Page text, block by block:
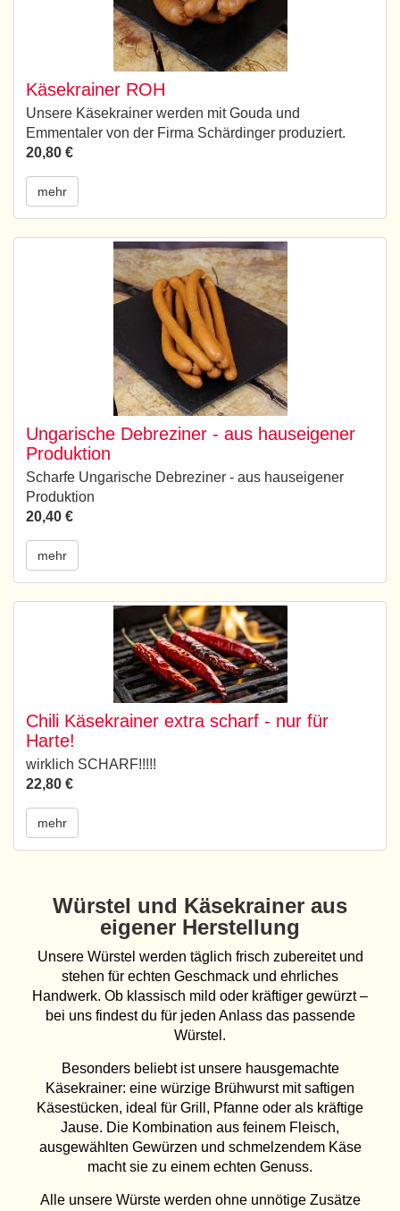
Käsekrainer ROH
Unsere Käsekrainer werden mit Gouda und
Emmentaler von der Firma Schärdinger produziert.
20,80 €
mehr
Ungarische Debreziner - aus hauseigener
Produktion
Scharfe Ungarische Debreziner - aus hauseigener
Produktion
20,40 €
mehr
Chili Käsekrainer extra scharf - nur für
Harte!
wirklich SCHARF!!!!!
22,80 €
mehr
Würstel und Käsekrainer aus
eigener Herstellung
Unsere Würstel werden täglich frisch zubereitet und
stehen für echten Geschmack und ehrliches
Handwerk. Ob klassisch mild oder kräftiger gewürzt –
bei uns findest du für jeden Anlass das passende
Würstel.
Besonders beliebt ist unsere hausgemachte
Käsekrainer: eine würzige Brühwurst mit saftigen
Käsestücken, ideal für Grill, Pfanne oder als kräftige
Jause. Die Kombination aus feinem Fleisch,
ausgewählten Gewürzen und schmelzendem Käse
macht sie zu einem echten Genuss.
Alle unsere Würste werden ohne unnötige Zusätze